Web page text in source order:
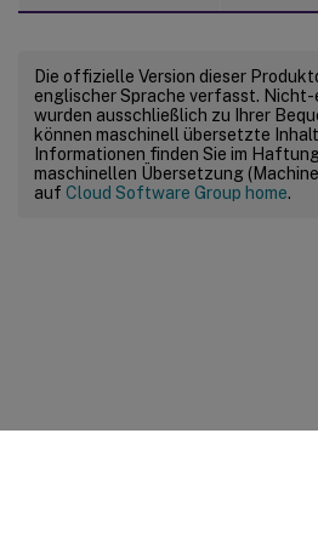
Die offizielle Version dieser
englischer Sprache verfasst. Nicht-
wurden ausschließlich zu Ihrer
können maschinell übersetzte
Informationen finden Sie im
maschinellen Übersetzung
auf Cloud Software Group home.